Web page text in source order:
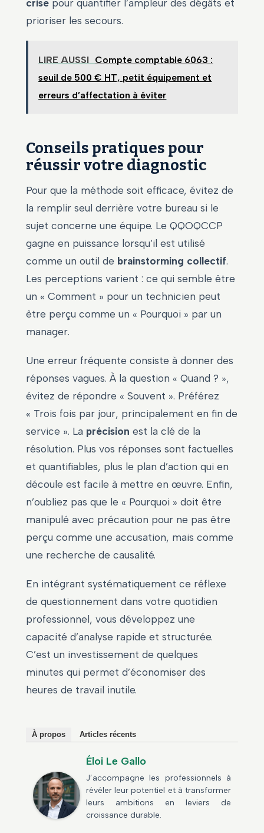
crise pour quantifier l’ampleur des dégâts et
prioriser les secours.
LIRE AUSSI Compte comptable 6063 :
seuil de 500 € HT, petit équipement et
erreurs d’affectation à éviter
Conseils pratiques pour
réussir votre diagnostic
Pour que la méthode soit efficace, évitez de
la remplir seul derrière votre bureau si le
sujet concerne une équipe. Le QQOQCCP
gagne en puissance lorsqu’il est utilisé
comme un outil de brainstorming collectif.
Les perceptions varient : ce qui semble être
un « Comment » pour un technicien peut
être perçu comme un « Pourquoi » par un
manager.
Une erreur fréquente consiste à donner des
réponses vagues. À la question « Quand ? »,
évitez de répondre « Souvent ». Préférez
« Trois fois par jour, principalement en fin de
service ». La précision est la clé de la
résolution. Plus vos réponses sont factuelles
et quantifiables, plus le plan d’action qui en
découle est facile à mettre en œuvre. Enfin,
n’oubliez pas que le « Pourquoi » doit être
manipulé avec précaution pour ne pas être
perçu comme une accusation, mais comme
une recherche de causalité.
En intégrant systématiquement ce réflexe
de questionnement dans votre quotidien
professionnel, vous développez une
capacité d’analyse rapide et structurée.
C’est un investissement de quelques
minutes qui permet d’économiser des
heures de travail inutile.
À propos Articles récents
Éloi Le Gallo
J’accompagne les professionnels à
révéler leur potentiel et à transformer
leurs ambitions en leviers de
croissance durable.